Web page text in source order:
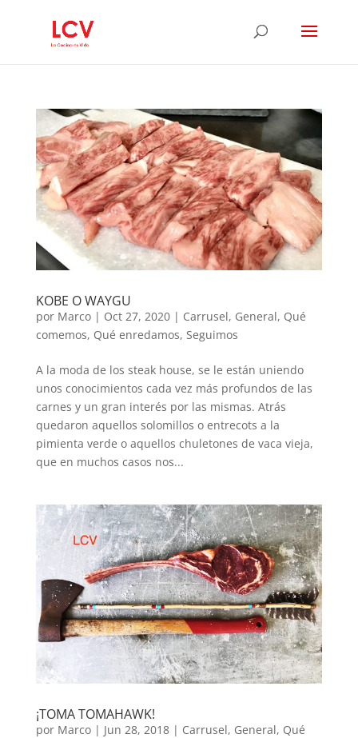
KOBE O WAYGU
por Marco| Oct 27, 2020| Carrusel, General, Qué
comemos, Qué enredamos, Seguimos
A la moda de los steak house, se le están uniendo
unos conocimientos cada vez más profundos de las
carnes y un gran interés por las mismas. Atrás
quedaron aquellos solomillos o entrecots a la
pimienta verde o aquellos chuletones de vaca vieja,
que en muchos casos nos...
¡TOMA TOMAHAWK!
por Marco| Jun 28, 2018| Carrusel, General, Qué